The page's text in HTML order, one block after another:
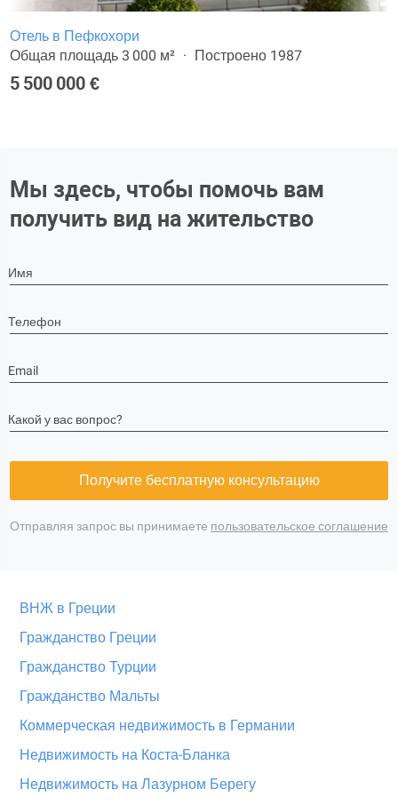
Отель в Пефкохори
Общая площадь 3 000 м²
Построено 1987
5 500 000 €
Мы здесь, чтобы помочь вам
получить вид на жительство
Имя
Телефон
Email
Какой у вас вопрос?
Получите бесплатную консультацию
Отправляя запрос вы принимаете пользовательское соглашение
ВНЖ в Греции
Гражданство Греции
Гражданство Турции
Гражданство Мальты
Коммерческая недвижимость в Германии
Недвижимость на Коста-Бланка
Недвижимость на Лазурном Берегу